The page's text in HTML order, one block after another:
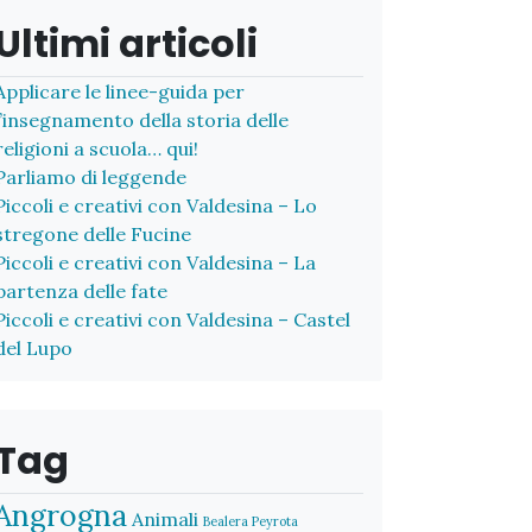
articoli
le linee-guida per
della storia delle
a scuola… qui!
di leggende
e creativi con Valdesina – Lo
delle Fucine
e creativi con Valdesina – La
delle fate
e creativi con Valdesina – Castel
Lupo
Animali Bealera Peyrota